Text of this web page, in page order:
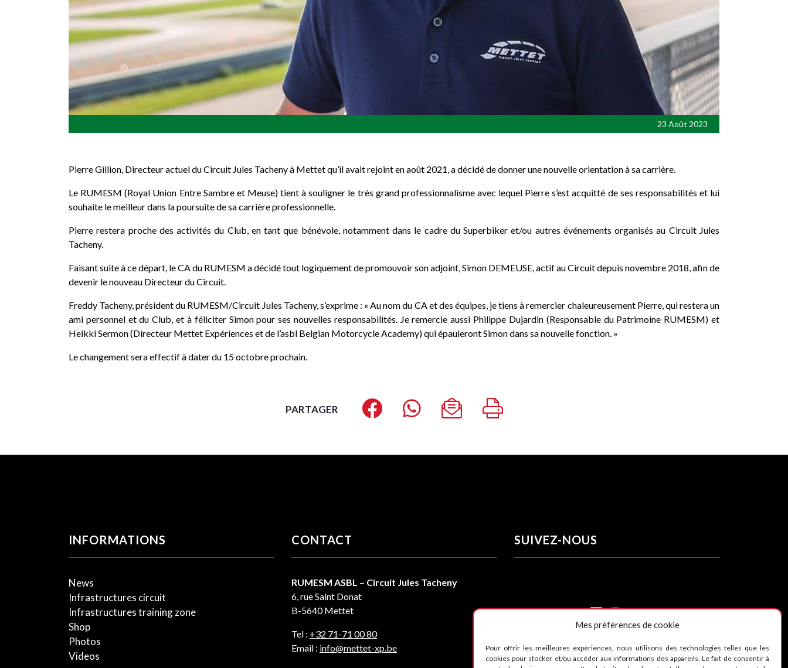
Mes préférences de cookie
Pour offrir les meilleures expériences, nous utilisons des technologies telles que les
cookies pour stocker et/ou accéder aux informations des appareils. Le fait de consentir à
23 Août 2023
Pierre Gillion, Directeur actuel du Circuit Jules Tacheny à Mettet qu’il avait rejoint en août 2021, a décidé de donner une nouvelle orientation à sa carrière.
Le RUMESM (Royal Union Entre Sambre et Meuse) tient à souligner le très grand professionnalisme avec lequel Pierre s’est acquitté de ses responsabilités et lui
souhaite le meilleur dans la poursuite de sa carrière professionnelle.
Pierre restera proche des activités du Club, en tant que bénévole, notamment dans le cadre du Superbiker et/ou autres événements organisés au Circuit Jules
Tacheny.
Faisant suite à ce départ, le CA du RUMESM a décidé tout logiquement de promouvoir son adjoint, Simon DEMEUSE, actif au Circuit depuis novembre 2018, afin de
devenir le nouveau Directeur du Circuit.
Freddy Tacheny, président du RUMESM/Circuit Jules Tacheny, s’exprime : « Au nom du CA et des équipes, je tiens à remercier chaleureusement Pierre, qui restera un
ami personnel et du Club, et à féliciter Simon pour ses nouvelles responsabilités. Je remercie aussi Philippe Dujardin (Responsable du Patrimoine RUMESM) et
Heikki Sermon (Directeur Mettet Expériences et de l’asbl Belgian Motorcycle Academy) qui épauleront Simon dans sa nouvelle fonction. »
Le changement sera effectif à dater du 15 octobre prochain.
PARTAGER
INFORMATIONS
News
Infrastructures circuit
Infrastructures training zone
Shop
Photos
Videos
CONTACT
RUMESM ASBL – Circuit Jules Tacheny
6, rue Saint Donat
B-5640 Mettet
Tel : +32 71-71 00 80
Email : info@mettet-xp.be
SUIVEZ-NOUS